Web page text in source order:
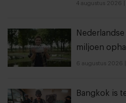
4 augustus 2026
miljoen
6 augustus 2026
Bangkok is